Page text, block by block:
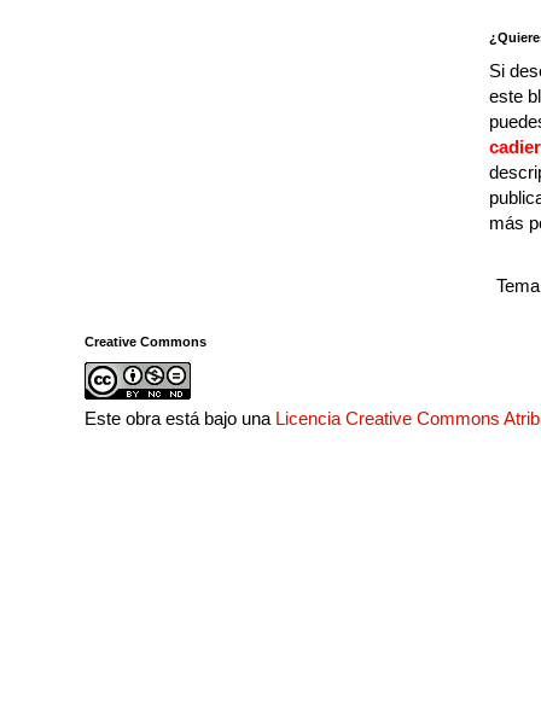
Si
este
más
Creative Commons
Este obra está bajo una Licencia Creative Commons